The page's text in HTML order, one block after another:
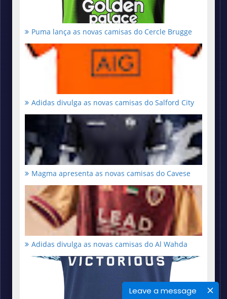
Leave a message
Puma lança as novas camisas do Cercle Brugge
Adidas divulga as novas camisas do Salford City
Magma apresenta as novas camisas do Cavese
Adidas divulga as novas camisas do Al Wahda